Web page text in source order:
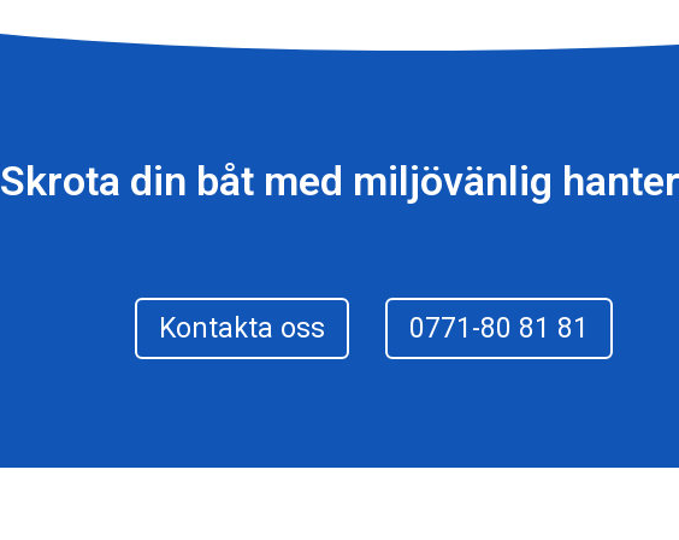
Skrota din båt med miljövänlig
Kontakta oss 0771-80 81 81